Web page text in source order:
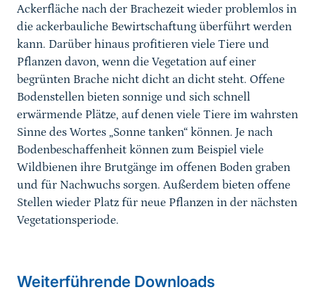
Ackerfläche nach der Brachezeit wieder problemlos in
die ackerbauliche Bewirtschaftung überführt werden
kann. Darüber hinaus profitieren viele Tiere und
Pflanzen davon, wenn die Vegetation auf einer
begrünten Brache nicht dicht an dicht steht. Offene
Bodenstellen bieten sonnige und sich schnell
erwärmende Plätze, auf denen viele Tiere im wahrsten
Sinne des Wortes „Sonne tanken“ können. Je nach
Bodenbeschaffenheit können zum Beispiel viele
Wildbienen ihre Brutgänge im offenen Boden graben
und für Nachwuchs sorgen. Außerdem bieten offene
Stellen wieder Platz für neue Pflanzen in der nächsten
Vegetationsperiode.
Weiterführende Downloads